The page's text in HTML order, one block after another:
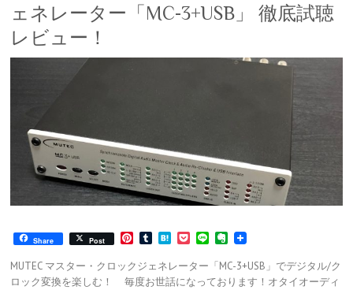
ェネレーター「MC-3+USB」 徹底試聴
レビュー！
Share Post
P
n
t
T
m
b
H
t
e
P
c
k
L
n
e
E
e
r
MUTEC マスター・クロックジェネレーター「MC-3+USB」でデジタル/ク
ロック変換を楽しむ！ 毎度お世話になっております！オタイオーディ